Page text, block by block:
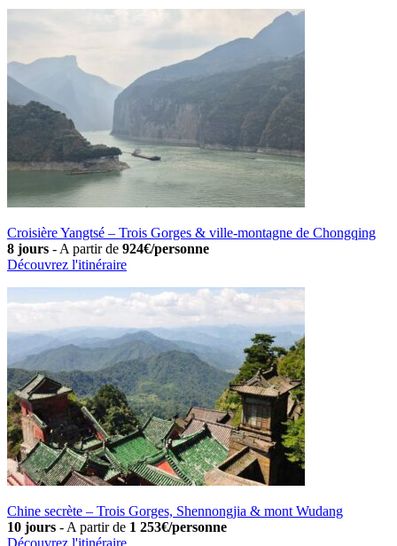
Croisière Yangtsé – Trois Gorges & ville-montagne de Chongqing
8 jours - A partir de 924€/personne
Découvrez l'itinéraire
Chine secrète – Trois Gorges, Shennongjia & mont Wudang
10 jours - A partir de 1 253€/personne
Découvrez l'itinéraire